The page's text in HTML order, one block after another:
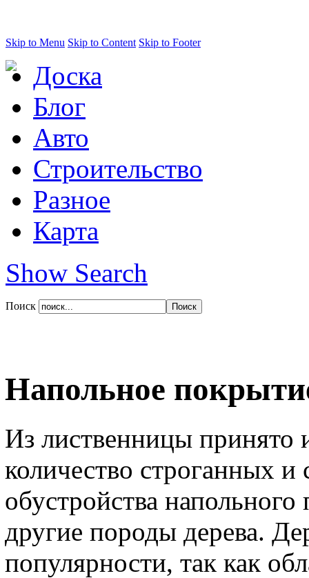
Skip to Menu Skip to Content Skip to Footer
Доска
Блог
Авто
Строительство
Разное
Карта
Show Search
Поиск
Напольное
Из лиственницы принято
количество строганных
обустройства
другие породы дерева.
популярности, так как